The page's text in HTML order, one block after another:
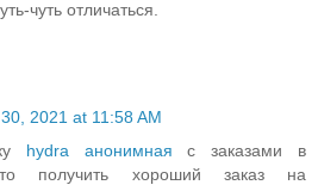
чуть отличаться.
2021 at 11:58 AM
hydra анонимная с заказами в
получить хороший заказ на